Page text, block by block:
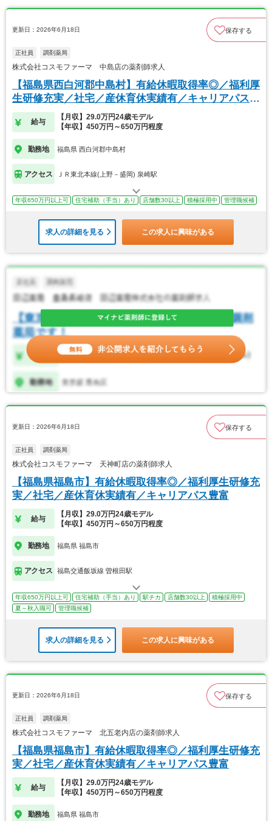
更新日：2026年6月18日 保存する
正社員 調剤薬局
株式会社コスモファーマ 中島店の薬剤師求人
【福島県西白河郡中島村】有給休暇取得率◎／福利厚
生研修充実／社宅／産休育休実績有／キャリアパス豊
富
給与
【月収】29.0万円24歳モデル
【年収】450万円～650万円程度
勤務地 福島県 西白河郡中島村
アクセス ＪＲ東北本線(上野－盛岡) 泉崎駅
年収650万円以上可 住宅補助（手当）あり 店舗数30以上 積極採用中 管理職候補
求人の詳細を見る この求人に興味がある
更新日：2026年6月18日 保存する
正社員 調剤薬局
株式会社コスモファーマ 天神町店の薬剤師求人
【福島県福島市】有給休暇取得率◎／福利厚生研修充
実／社宅／産休育休実績有／キャリアパス豊富
給与
【月収】29.0万円24歳モデル
【年収】450万円～650万円程度
勤務地 福島県 福島市
アクセス 福島交通飯坂線 曽根田駅
年収650万円以上可 住宅補助（手当）あり 駅チカ 店舗数30以上
積極採用中
夏～秋入職可
管理職候補
求人の詳細を見る この求人に興味がある
更新日：2026年6月18日 保存する
正社員 調剤薬局
株式会社コスモファーマ 北五老内店の薬剤師求人
【福島県福島市】有給休暇取得率◎／福利厚生研修充
実／社宅／産休育休実績有／キャリアパス豊富
給与
【月収】29.0万円24歳モデル
【年収】450万円～650万円程度
勤務地 福島県 福島市